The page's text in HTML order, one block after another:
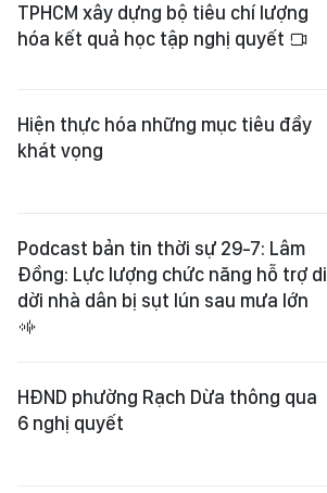
TPHCM xây dựng bộ tiêu chí lượng
hóa kết quả học tập nghị quyết
Hiện thực hóa những mục tiêu đầy
khát vọng
Podcast bản tin thời sự 29-7: Lâm
Đồng: Lực lượng chức năng hỗ trợ di
dời nhà dân bị sụt lún sau mưa lớn
HĐND phường Rạch Dừa thông qua
6 nghị quyết